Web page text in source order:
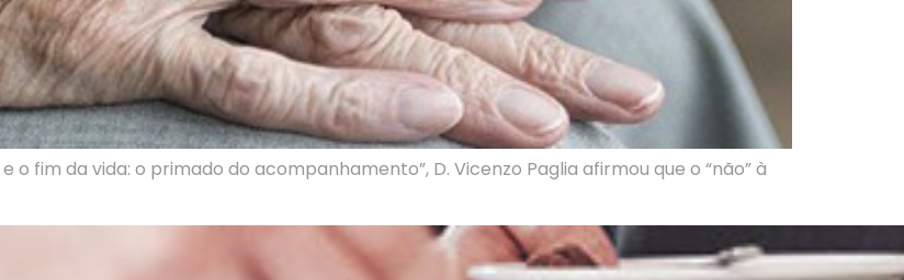
fim da vida: o primado do acompanhamento”, D. Vicenzo Paglia afirmou que o “não” à